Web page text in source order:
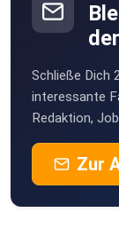
Schließe Dich
interessante
Redaktion,
Zur